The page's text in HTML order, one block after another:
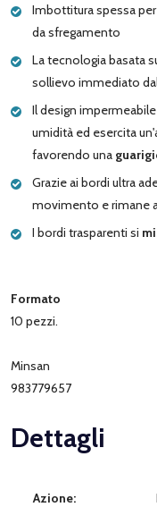
Imbottitura spessa per
da sfregamento
La tecnologia basata
sollievo immediato
Il design
umidità ed esercita
favorendo una
Grazie ai bordi ultra
movimento e rimane
I bordi trasparenti si
Formato
10 pezzi.
Minsan
983779657
Dettagli
Azione: